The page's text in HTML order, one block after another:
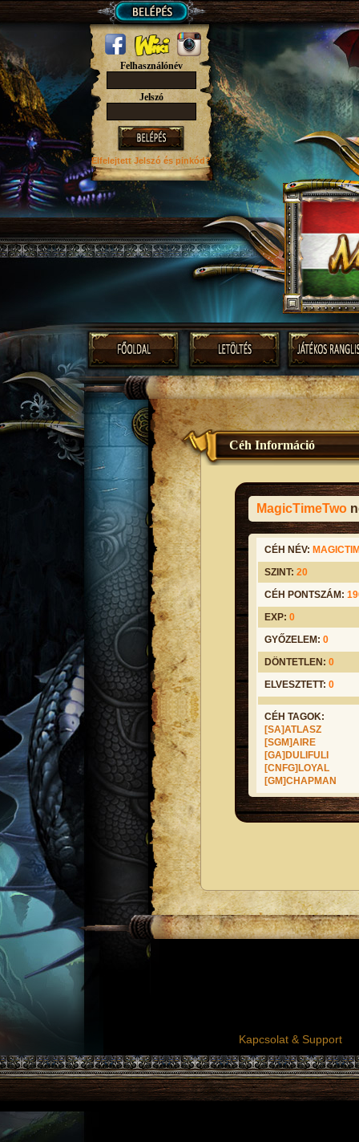
Felhasználónév
Jelszó
Elfelejtett Jelszó és pinkód?
Céh Információ
MagicTimeTwo
CÉH NÉV:
SZINT: 20
CÉH PONTSZÁM:
EXP: 0
GYŐZELEM: 0
DÖNTETLEN: 0
ELVESZTETT: 0
CÉH TAGOK:
[SA]ATLASZ
[SGM]AIRE
[GA]DULIFULI
[CNFG]LOYAL
[GM]CHAPMAN
Kapcsolat & Support